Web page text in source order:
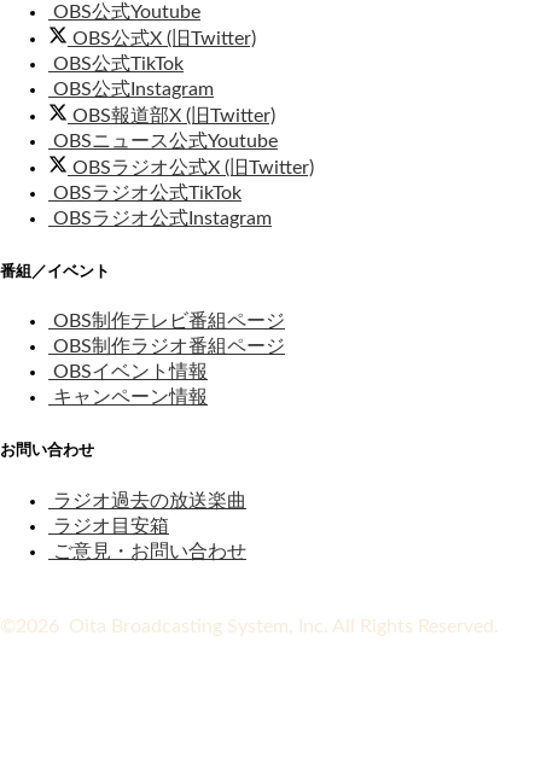
OBS公式Youtube
OBS公式X (旧Twitter)
OBS公式TikTok
OBS公式Instagram
OBS報道部X (旧Twitter)
OBSニュース公式Youtube
OBSラジオ公式X (旧Twitter)
OBSラジオ公式TikTok
OBSラジオ公式Instagram
番組／イベント
OBS制作テレビ番組ページ
OBS制作ラジオ番組ページ
OBSイベント情報
キャンペーン情報
お問い合わせ
ラジオ過去の放送楽曲
ラジオ目安箱
ご意見・お問い合わせ
©2026 Oita Broadcasting System, Inc. All Rights Reserved.